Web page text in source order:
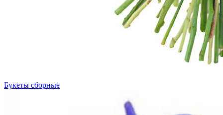
Букеты сборные